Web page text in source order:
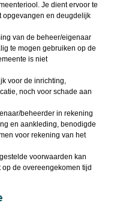
Je dient ervoor te
opgevangen en deugdelijk
van de beheer/eigenaar
te mogen gebruiken op de
is niet
voor de inrichting,
noch voor schade aan
beheerder in rekening
en aankleding, benodigde
voor rekening van het
voorwaarden kan
de overeengekomen tijd